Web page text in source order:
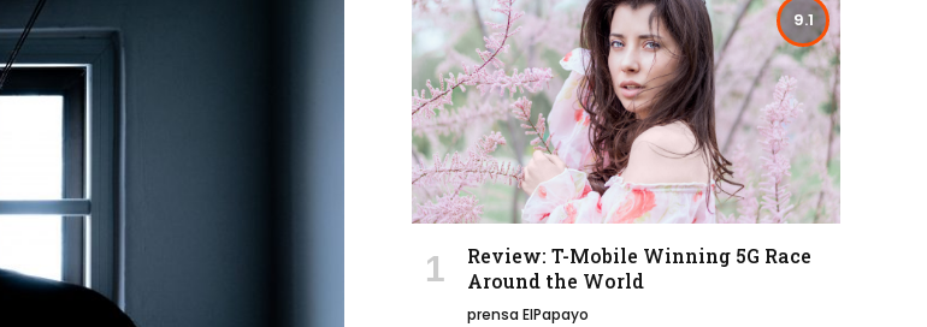
9.1
Review: T-Mobile Winning 5G Race
Around the World
prensa ElPapayo